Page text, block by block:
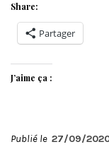
Share:
Partager
J’aime ça :
Publié le 27/09/